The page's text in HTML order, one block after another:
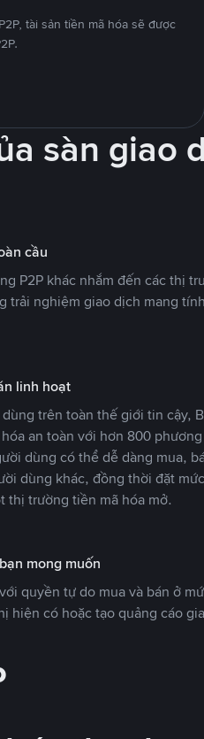
tài sản tiền mã hóa sẽ được
sàn giao
cầu
P2P khác nhắm đến các thị
trải nghiệm giao dịch mang
linh hoạt
trên toàn thế giới tin cậy,
an toàn với hơn 800
dùng có thể dễ dàng mua,
dùng khác, đồng thời đặt
thị trường tiền mã hóa mở.
mong muốn
quyền tự do mua và bán ở
hiện có hoặc tạo quảng cáo